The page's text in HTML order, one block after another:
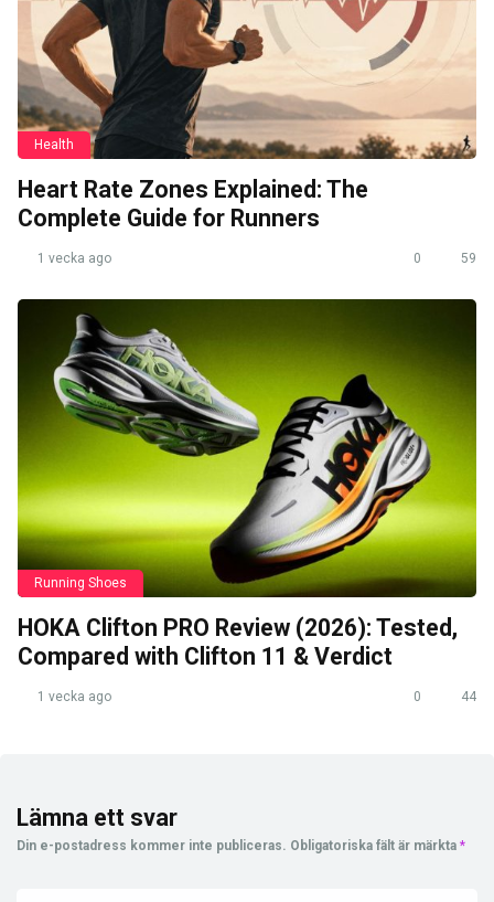
Health
Heart Rate Zones Explained: The
Complete Guide for Runners
1 vecka ago 0 59
Running Shoes
HOKA Clifton PRO Review (2026): Tested,
Compared with Clifton 11 & Verdict
1 vecka ago 0 44
Lämna ett svar
Din e-postadress kommer inte publiceras. Obligatoriska fält är märkta *